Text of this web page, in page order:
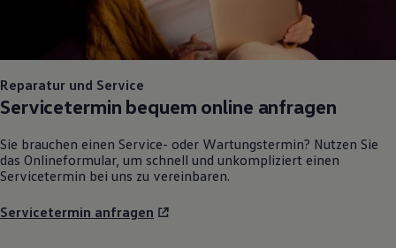
Reparatur und Service
Servicetermin bequem online anfragen
Sie brauchen einen Service- oder Wartungstermin? Nutzen Sie
das Onlineformular, um schnell und unkompliziert einen
Servicetermin bei uns zu vereinbaren.
Servicetermin anfragen